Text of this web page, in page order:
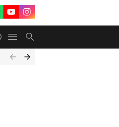
Airtel Prepaid Plan